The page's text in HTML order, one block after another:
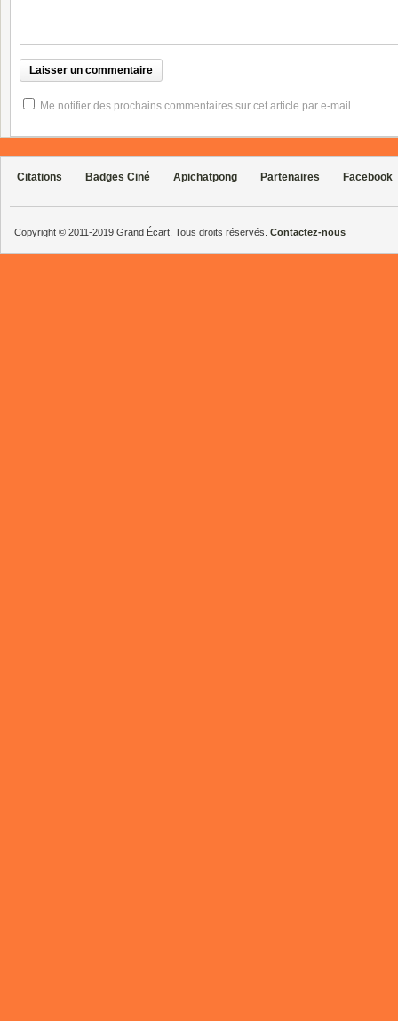
Me notifier des prochains commentaires sur cet article par e-mail.
Citations Badges Ciné Apichatpong Partenaires Facebook
Copyright © 2011-2019 Grand Écart. Tous droits réservés. Contactez-nous